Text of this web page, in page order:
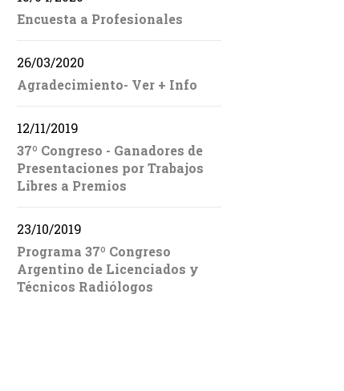
Encuesta a Profesionales
26/03/2020
Agradecimiento- Ver + Info
12/11/2019
37º Congreso - Ganadores de
Presentaciones por Trabajos
Libres a Premios
23/10/2019
Programa 37º Congreso
Argentino de Licenciados y
Técnicos Radiólogos